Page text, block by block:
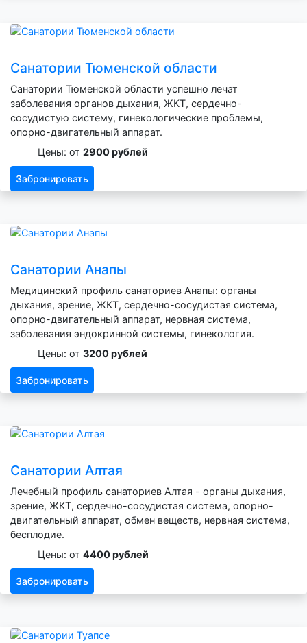
Санатории Тюменской области
Санатории Тюменской области успешно лечат
заболевания органов дыхания, ЖКТ, сердечно-
сосудистую систему, гинекологические проблемы,
опорно-двигательный аппарат.
Цены: от 2900 рублей
Забронировать
Санатории Анапы
Медицинский профиль санаториев Анапы: органы
дыхания, зрение, ЖКТ, сердечно-сосудистая система,
опорно-двигательный аппарат, нервная система,
заболевания эндокринной системы, гинекология.
Цены: от 3200 рублей
Забронировать
Санатории Алтая
Лечебный профиль санаториев Алтая - органы дыхания,
зрение, ЖКТ, сердечно-сосудистая система, опорно-
двигательный аппарат, обмен веществ, нервная система,
бесплодие.
Цены: от 4400 рублей
Забронировать